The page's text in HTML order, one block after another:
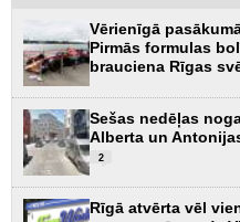
Vērienīgā
Pirmās formulas
brauciena Rīgas
Sešas nedēļas
Alberta un
2
Rīgā atvērta vēl